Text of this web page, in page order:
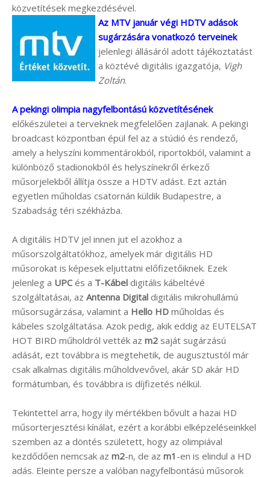
közvetítések megkezdésével.
Az MTV január végi HDTV adások
sugárzására vonatkozó terveinek
jelenlegi állásáról adott tájékoztatást
a köztévé digitális igazgatója, Vigh
Zoltán.
A pekingi olimpia nagyfelbontású közvetítésének
előkészületei a terveknek megfelelően zajlanak. A pekingi
broadcast központban épül fel az a stúdió és rendező,
amely a helyszíni kommentárokból, riportokból, valamint a
különböző stadionokból és helyszínekről érkező
műsorjelekből állítja össze a HDTV adást. Ezt aztán
egyetlen műholdas csatornán küldik Budapestre, a
Szabadság téri székházba.
A digitális HDTV jel innen jut el azokhoz a
műsorszolgáltatókhoz, amelyek már digitális HD
műsorokat is képesek eljuttatni előfizetőiknek. Ezek
jelenleg a UPCés a T-Kábel digitális kábeltévé
szolgáltatásai, az Antenna Digital digitális mikrohullámú
műsorsugárzása, valamint a Hello HD műholdas és
kábeles szolgáltatása. Azok pedig, akik eddig az EUTELSAT
HOT BIRD műholdról vették az m2 saját sugárzású
adását, ezt továbbra is megtehetik, de augusztustól már
csak alkalmas digitális műholdvevővel, akár SD akár HD
formátumban, és továbbra is díjfizetés nélkül.
Tekintettel arra, hogy ily mértékben bővült a hazai HD
műsorterjesztési kínálat, ezért a korábbi elképzeléseinkkel
szemben az a döntés született, hogy az olimpiával
kezdődően nemcsak az m2-n, de az m1 -en is elindul a HD
adás. Eleinte persze a valóban nagyfelbontású műsorok